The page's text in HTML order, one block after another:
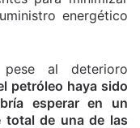
energético
al deterioro
petróleo haya sido
esperar en un
total de una de las